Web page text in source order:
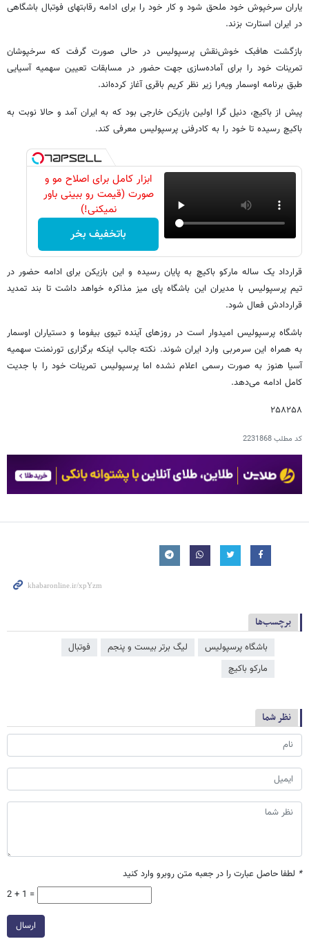
یاران سرخپوش خود ملحق شود و کار خود را برای ادامه رقابتهای فوتبال باشگاهی
در ایران استارت بزند.
بازگشت هافبک خوش‌نقش پرسپولیس در حالی صورت گرفت که سرخپوشان
تمرینات خود را برای آماده‌سازی جهت حضور در مسابقات تعیین سهمیه آسیایی
طبق برنامه اوسمار ویه‌را زیر نظر کریم باقری آغاز کرده‌اند.
پیش از باکیچ، دنیل گرا اولین بازیکن خارجی بود که به ایران آمد و حالا نوبت به
باکیچ رسیده تا خود را به کادرفنی پرسپولیس معرفی کند.
ابزار کامل برای اصلاح مو و
صورت (قیمت رو ببینی باور
نمیکنی!)
باتخفیف بخر
قرارداد یک ساله مارکو باکیچ به پایان رسیده و این بازیکن برای ادامه حضور در
تیم پرسپولیس با مدیران این باشگاه پای میز مذاکره خواهد داشت تا بند تمدید
قراردادش فعال شود.
باشگاه پرسپولیس امیدوار است در روزهای آینده تیوی بیفوما و دستیاران اوسمار
به همراه این سرمربی وارد ایران شوند. نکته جالب اینکه برگزاری تورنمنت سهمیه
آسیا هنوز به صورت رسمی اعلام نشده اما پرسپولیس تمرینات خود را با جدیت
کامل ادامه می‌دهد.
۲۵۸۲۵۸
کد مطلب2231868
برچسب‌ها
باشگاه پرسپولیس لیگ برتر بیست و پنجم
فوتبال
مارکو باکیچ
نظر شما
* لطفا حاصل عبارت را در جعبه متن روبرو وارد کنید
2 + 1 =
ارسال